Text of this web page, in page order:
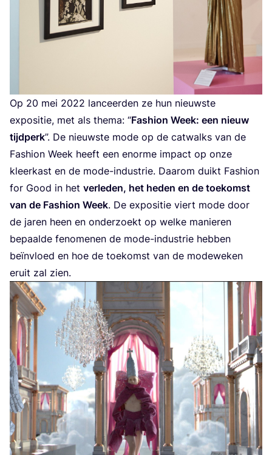
Op 20 mei 2022 lan­ceer­den ze hun nieuw­ste
expo­si­tie, met als the­ma: “Fas­hi­on Week: een nieuw
tijd­perk”. De nieuw­ste mode op de cat­walks van de
Fas­hi­on Week heeft een enor­me impact op onze
kleer­kast en de mode-indu­strie. Daar­om duikt Fas­hi­on
for Good in het ver­le­den, het heden en de toe­komst
van de Fas­hi­on Week. De expo­si­tie viert mode door
de jaren heen en onder­zoekt op wel­ke manie­ren
bepaal­de feno­me­nen de mode-indu­strie heb­ben
beïn­vloed en hoe de toe­komst van de mode­we­ken
eruit zal zien.